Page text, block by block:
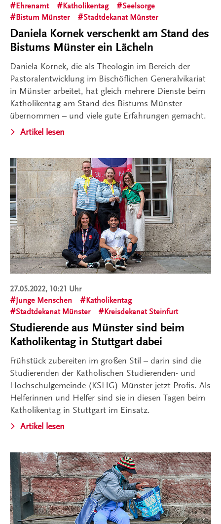
Ehrenamt
Katholikentag
Seelsorge
Bistum Münster
Stadtdekanat Münster
Daniela Kornek verschenkt am Stand des
Bistums Münster ein Lächeln
Daniela Kornek, die als Theologin im Bereich der
Pastoralentwicklung im Bischöflichen Generalvikariat
in Münster arbeitet, hat gleich mehrere Dienste beim
Katholikentag am Stand des Bistums Münster
übernommen – und viele gute Erfahrungen gemacht.
Artikel lesen
27.05.2022, 10:21 Uhr
Junge Menschen
Katholikentag
Stadtdekanat Münster
Kreisdekanat Steinfurt
Studierende aus Münster sind beim
Katholikentag in Stuttgart dabei
Frühstück zubereiten im großen Stil – darin sind die
Studierenden der Katholischen Studierenden- und
Hochschulgemeinde (KSHG) Münster jetzt Profis. Als
Helferinnen und Helfer sind sie in diesen Tagen beim
Katholikentag in Stuttgart im Einsatz.
Artikel lesen